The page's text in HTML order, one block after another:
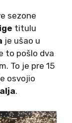
sezone
titulu
je ušao u
to pošlo dva
To je pre 15
osvojio
.